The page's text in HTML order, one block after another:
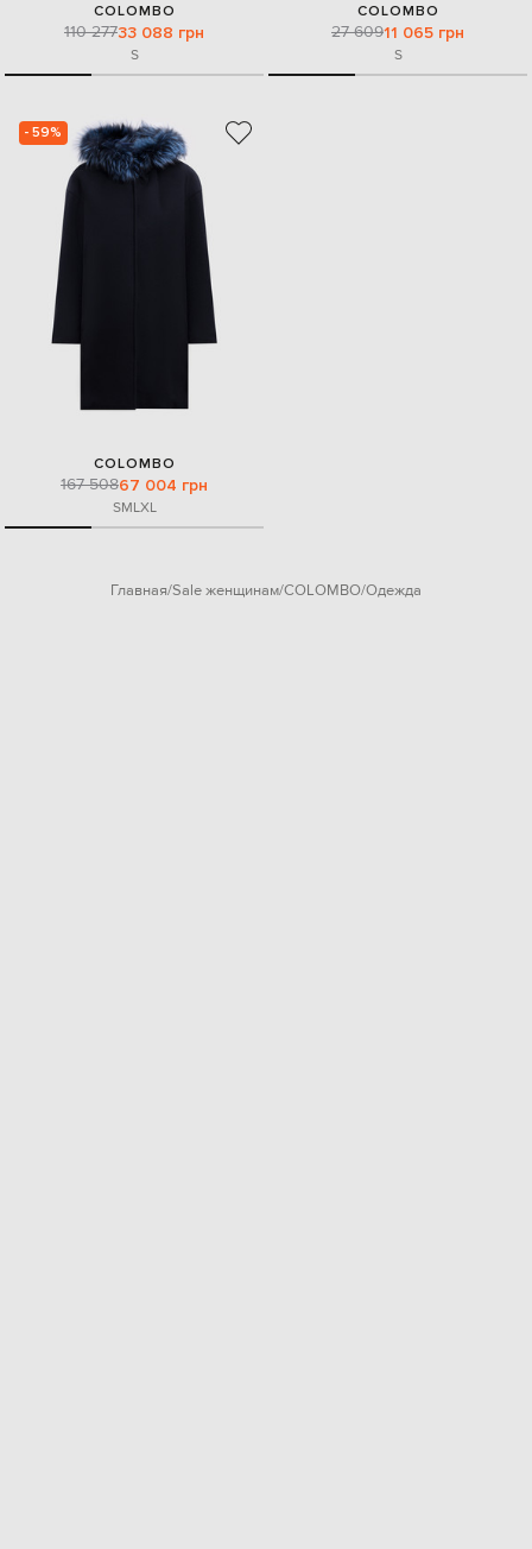
COLOMBO
110 27733 088 грн
S
COLOMBO
27 60911 065 грн
S
- 59%
COLOMBO
167 50867 004 грн
SMLXL
Главная Sale женщинам COLOMBO Одежда